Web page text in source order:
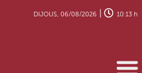
DIJOUS, 06/08/2026 10:13 h